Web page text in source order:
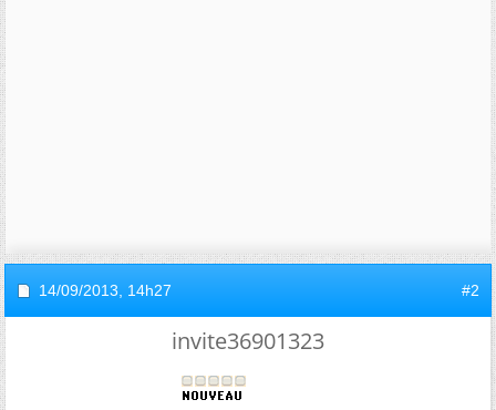
14/09/2013, 14h27 #2
invite36901323